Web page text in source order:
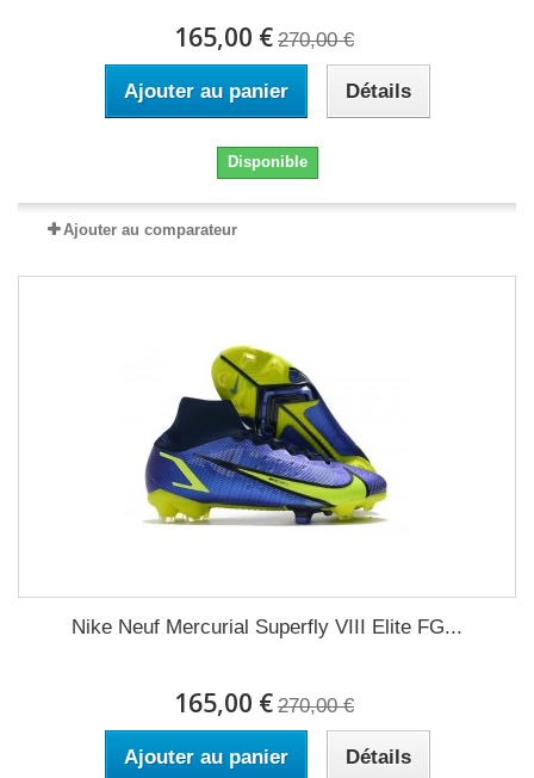
165,00 € 270,00 €
Ajouter au panier Détails
Disponible
Ajouter au comparateur
Nike Neuf Mercurial Superfly VIII Elite FG...
165,00 € 270,00 €
Ajouter au panier Détails